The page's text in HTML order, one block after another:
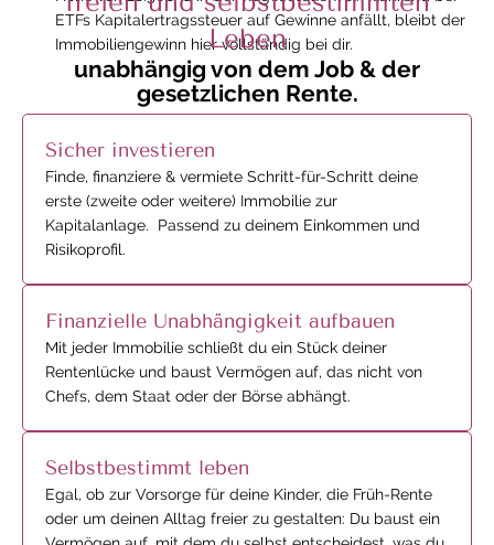
ETFs Kapitalertragssteuer auf Gewinne anfällt, bleibt der
Immobiliengewinn hier vollständig bei dir.
Leben
unabhängig von dem Job & der
gesetzlichen Rente.
Sicher investieren
Finde, finanziere & vermiete Schritt-für-Schritt deine
erste (zweite oder weitere) Immobilie zur
Kapitalanlage. Passend zu deinem Einkommen und
Risikoprofil.
Finanzielle Unabhängigkeit aufbauen
Mit jeder Immobilie schließt du ein Stück deiner
Rentenlücke und baust Vermögen auf, das nicht von
Chefs, dem Staat oder der Börse abhängt.
Selbstbestimmt leben
Egal, ob zur Vorsorge für deine Kinder, die Früh-Rente
oder um deinen Alltag freier zu gestalten: Du baust ein